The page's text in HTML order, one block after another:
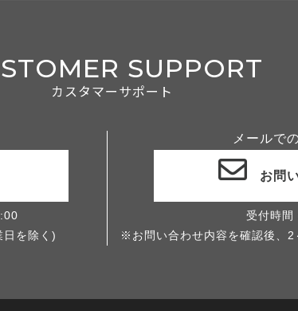
SUPPORT
カスタマーサポート
日を除く)
メールで
お問
受付時間
※お問い合わせ内容を確認後、2